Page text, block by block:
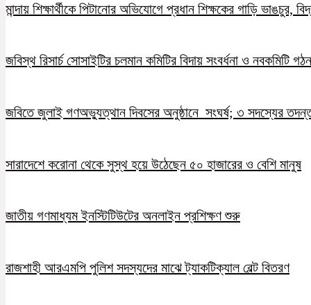
মান্দায় শিক্ষার্থীকে পিটানোর অভিযোগে প্রধান শিক্ষকের গাড়ি ভাঙচুর,
জবিস্থ রিসার্চ সোসাইটির চলমান কমিটির বিদায় সংবর্ধনা ও নবকমিটি গঠন
জবিতে জুলাই গণঅভ্যুত্থান দিবসের অনুষ্ঠানে সংঘর্ষ; ৩ সদস্যের
সারাদেশে করোনা থেকে সুস্থ হয়ে উঠেছেন ৫০ হাজারের ও বেশি মানুষ
জাতীয় গণমাধ্যম ইনস্টিটিউটের অনলাইন প্রশিক্ষণ শুরু
রাজশাহী আরএমপি পুলিশ সদস্যদের মাঝে ট্যাকটিক্যাল বেল্ট বিতরণ